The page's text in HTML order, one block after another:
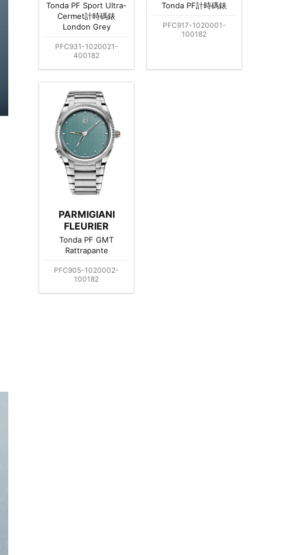
Tonda PF Sport Ultra-
Cermet計時碼錶
London Grey
PFC931-1020021-
400182
Tonda PF計時碼錶
PFC917-1020001-
100182
PARMIGIANI
FLEURIER
Tonda PF GMT
Rattrapante
PFC905-1020002-
100182